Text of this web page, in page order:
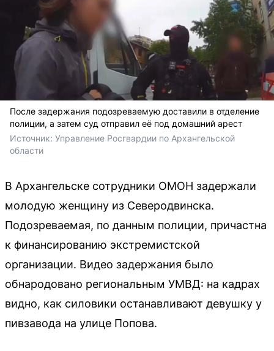
После задержания подозреваемую доставили в отделение
полиции, а затем суд отправил её под домашний арест
Источник: Управление Росгвардии по Архангельской
области
В Архангельске сотрудники ОМОН задержали
молодую женщину из Северодвинска.
Подозреваемая, по данным полиции, причастна
к финансированию экстремистской
организации. Видео задержания было
обнародовано региональным УМВД: на кадрах
видно, как силовики останавливают девушку у
пивзавода на улице Попова.